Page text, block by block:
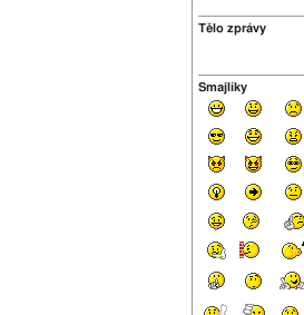
Tělo zprávy
Smajlíky